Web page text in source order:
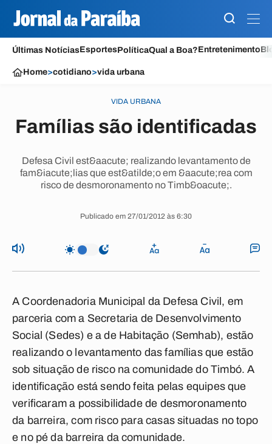
Últimas NotíciasEsportesPolíticaQual a Boa?Entretenimento
Home>cotidiano>vida urbana
VIDA URBANA
Famílias são identificadas
Defesa Civil est&aacute; realizando levantamento de
fam&iacute;lias que est&atilde;o em &aacute;rea com
risco de desmoronamento no Timb&oacute;.
Publicado em 27/01/2012 às 6:30
A Coordenadoria Municipal da Defesa Civil, em
parceria com a Secretaria de Desenvolvimento
Social (Sedes) e a de Habitação (Semhab), estão
realizando o levantamento das famílias que estão
sob situação de risco na comunidade do Timbó. A
identificação está sendo feita pelas equipes que
verificaram a possibilidade de desmoronamento
da barreira, com risco para casas situadas no topo
e no pé da barreira da comunidade.